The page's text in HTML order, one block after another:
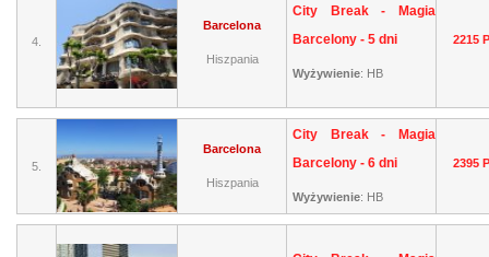
4.
Barcelona
Hiszpania
City Break - Magia
Barcelony - 5 dni
Wyżywienie: HB
2215
5.
Barcelona
Hiszpania
City Break - Magia
Barcelony - 6 dni
Wyżywienie: HB
2395